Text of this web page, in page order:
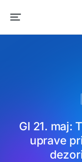
GI 21. maj:
uprave